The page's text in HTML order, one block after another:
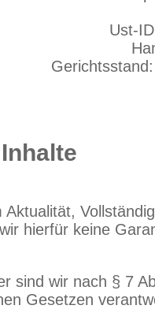
Ust-
Aktualität,
hierfür keine
sind wir nach § 7
Gesetzen